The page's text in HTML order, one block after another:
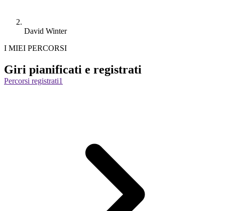
David Winter
I MIEI PERCORSI
Giri pianificati e registrati
Percorsi registrati1